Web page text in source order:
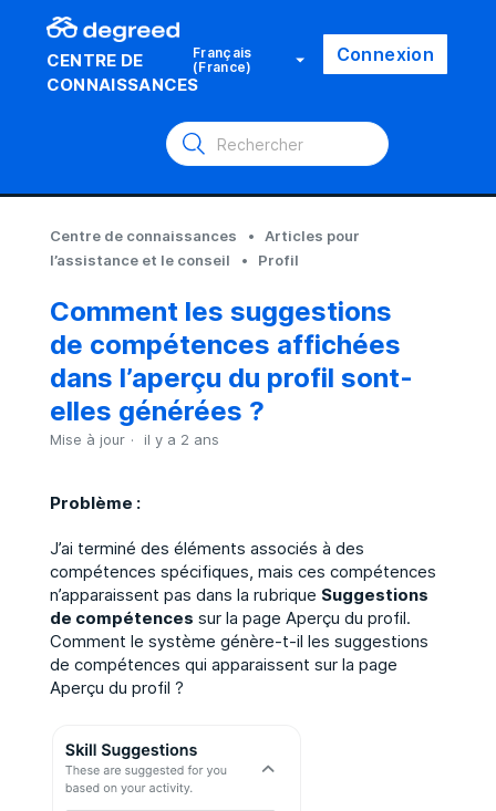
CENTRE DE
CONNAISSANCES
Français
(France) Connexion
Centre de connaissances
Articles pour
l’assistance et le conseil
Profil
Comment les suggestions
de compétences affichées
dans l’aperçu du profil sont-
elles générées ?
Mise à jour il y a 2 ans
Problème :
J’ai terminé des éléments associés à des
compétences spécifiques, mais ces compétences
n’apparaissent pas dans la rubrique Suggestions
de compétences sur la page Aperçu du profil.
Comment le système génère-t-il les suggestions
de compétences qui apparaissent sur la page
Aperçu du profil ?